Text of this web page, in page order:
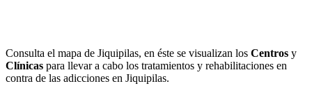
Consulta el mapa de Jiquipilas, en éste se visualizan los Centros y
Clínicas para llevar a cabo los tratamientos y rehabilitaciones en
contra de las adicciones en Jiquipilas.